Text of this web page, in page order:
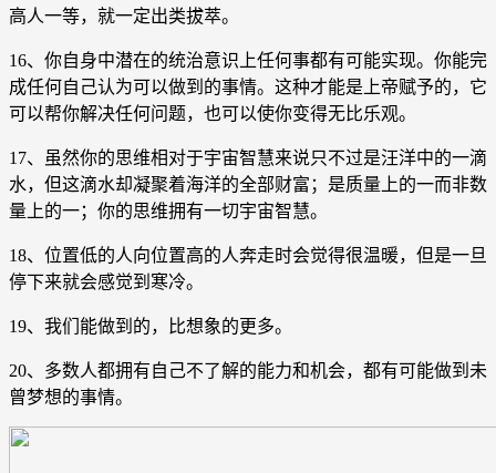
高人一等，就一定出类拔萃。
16、你自身中潜在的统治意识上任何事都有可能实现。你能完
成任何自己认为可以做到的事情。这种才能是上帝赋予的，它
可以帮你解决任何问题，也可以使你变得无比乐观。
17、虽然你的思维相对于宇宙智慧来说只不过是汪洋中的一滴
水，但这滴水却凝聚着海洋的全部财富；是质量上的一而非数
量上的一；你的思维拥有一切宇宙智慧。
18、位置低的人向位置高的人奔走时会觉得很温暖，但是一旦
停下来就会感觉到寒冷。
19、我们能做到的，比想象的更多。
20、多数人都拥有自己不了解的能力和机会，都有可能做到未
曾梦想的事情。